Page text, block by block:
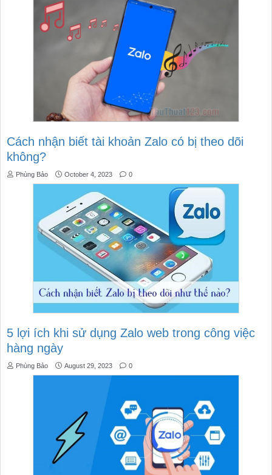
Cách nhận biết tài khoản Zalo có bị theo dõi
không?
Phùng Bảo October 4, 2023 0
5 lợi ích khi sử dụng Zalo web trong công việc
hàng ngày
Phùng Bảo August 29, 2023 0